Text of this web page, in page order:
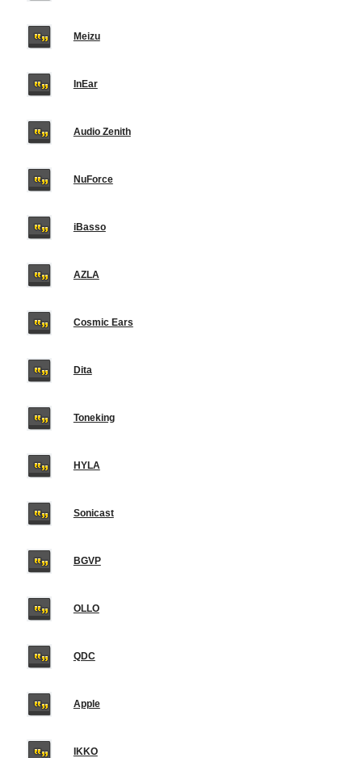
Meizu
InEar
Audio Zenith
NuForce
iBasso
AZLA
Cosmic Ears
Dita
Toneking
HYLA
Sonicast
BGVP
OLLO
QDC
Apple
IKKO